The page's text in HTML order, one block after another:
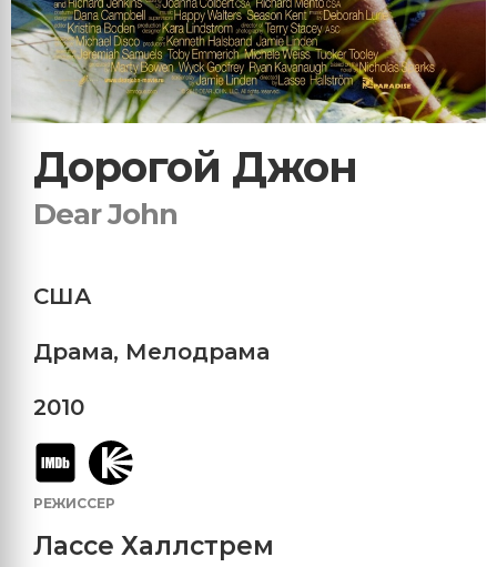
Дорогой Джон
Dear John
США
Драма, Мелодрама
2010
РЕЖИССЕР
Лассе Халлстрем